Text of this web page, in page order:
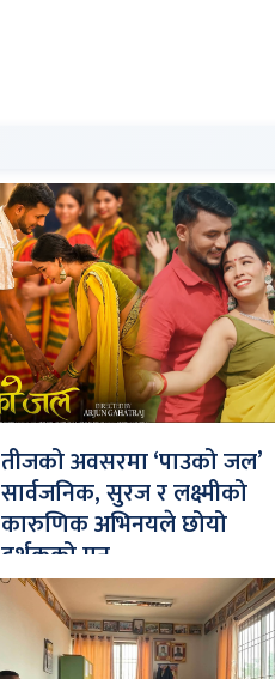
तीजको अवसरमा ‘पाउको जल’
सार्वजनिक, सुरज र लक्ष्मीको
कारुणिक अभिनयले छोयो
दर्शकको मन